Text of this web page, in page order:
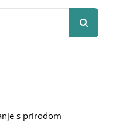
s prirodom